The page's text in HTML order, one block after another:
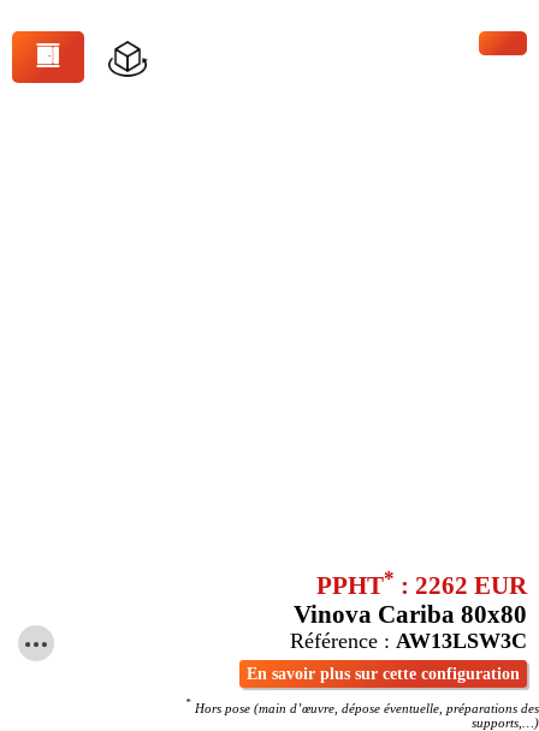
PPHT* : 2262 EUR
Vinova Cariba 80x80
Référence : AW13LSW3C
En savoir plus sur cette configuration
* Hors pose (main d’œuvre, dépose éventuelle, préparations des
supports,…)